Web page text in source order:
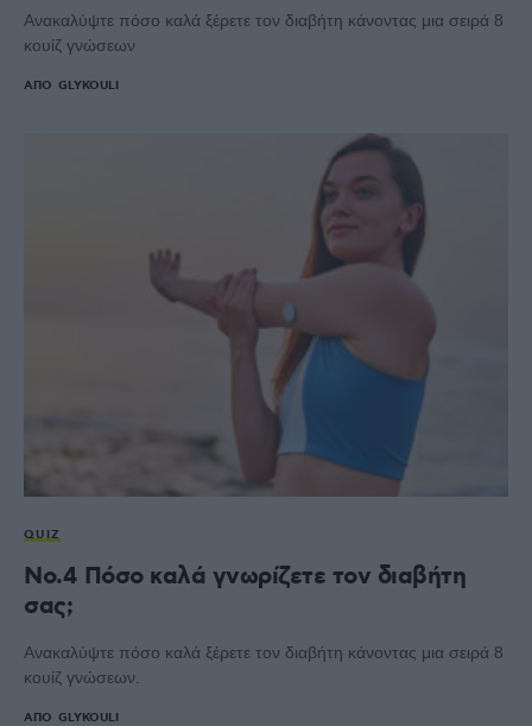
Ανακαλύψτε πόσο καλά ξέρετε τον διαβήτη κάνοντας μια σειρά 8
κουίζ γνώσεων
ΑΠΌ GLYKOULI
QUIZ
No.4 Πόσο καλά γνωρίζετε τον διαβήτη
σας;
Ανακαλύψτε πόσο καλά ξέρετε τον διαβήτη κάνοντας μια σειρά 8
κουίζ γνώσεων.
ΑΠΌ GLYKOULI